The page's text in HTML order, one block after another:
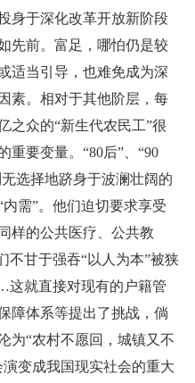
身于深化改革开放新阶段
先前。富足，哪怕仍是较
适当引导，也难免成为深
素。相对于其他阶层，每
之众的“新生代农民工”很
重要变量。“80后”、“90
选择地跻身于波澜壮阔的
需”。他们迫切要求享受
样的公共医疗、公共教
不甘于强吞“以人为本”被狭
就直接对现有的户籍管
障体系等提出了挑战，倘
为“农村不愿回，城镇又不
变成我国现实社会的重大